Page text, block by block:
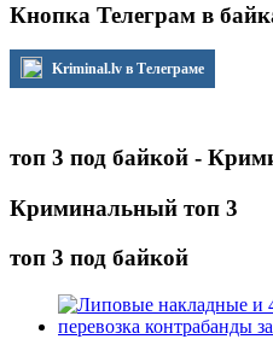
Кнопка Телеграм в
Kriminal.lv в Телеграме
топ 3 под байкой -
Криминальный топ 3
топ 3 под байкой